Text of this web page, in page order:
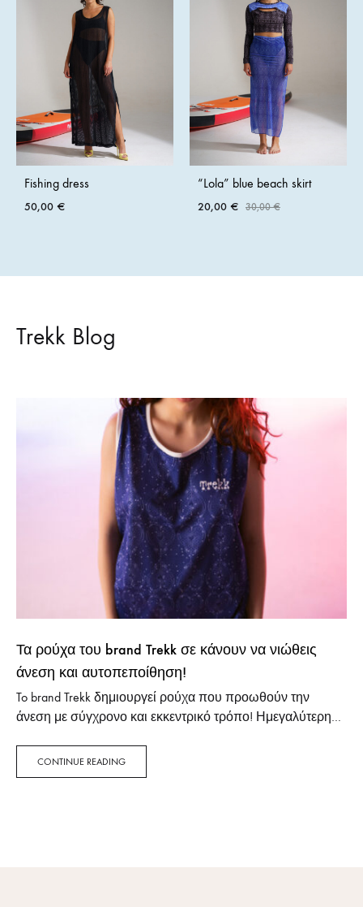
Fishing dress
50,00 €
“Lola” blue beach skirt
20,00 € 30,00€
Trekk Blog
Τα ρούχα του brand Trekk σε κάνουν να νιώθεις
άνεση και αυτοπεποίθηση!
To brand Trekk δημιουργεί ρούχα που προωθούν την
άνεση με σύγχρονο και εκκεντρικό τρόπο! Ημεγαλύτερη
το Fashion Room Service, επιστρέφει την επόμενη Τετάρτη
10 Μαΐου στο μοντέρνο και…
CONTINUE READING